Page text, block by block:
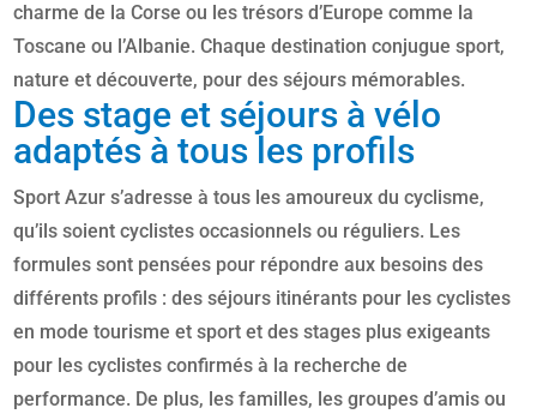
charme de la Corse ou les trésors d’Europe comme la
Toscane ou l’Albanie. Chaque destination conjugue sport,
nature et découverte, pour des séjours mémorables.
Des stage et séjours à vélo
adaptés à tous les profils
Sport Azur s’adresse à tous les amoureux du cyclisme,
qu’ils soient cyclistes occasionnels ou réguliers. Les
formules sont pensées pour répondre aux besoins des
différents profils : des séjours itinérants pour les cyclistes
en mode tourisme et sport et des stages plus exigeants
pour les cyclistes confirmés à la recherche de
performance. De plus, les familles, les groupes d’amis ou